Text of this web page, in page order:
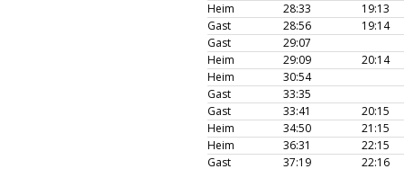
Heim
28:33
19:13
Gast
28:56
19:14
Gast
29:07
Heim
29:09
20:14
Heim
30:54
Gast
33:35
Gast
33:41
20:15
Heim
34:50
21:15
Heim
36:31
22:15
Gast
37:19
22:16